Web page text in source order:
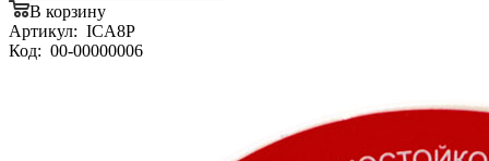
В корзину
Артикул: ICA8P
Код: 00-00000006